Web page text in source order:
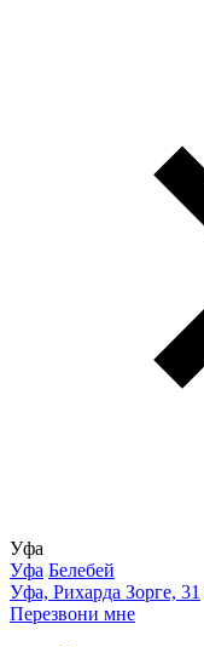
Уфа
Уфа Белебей
Уфа, Рихарда Зорге, 31
Перезвони мне